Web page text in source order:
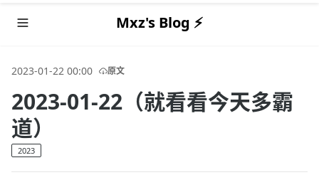
Mxz's Blog ⚡️
2023-01-22 00:00 原文
2023-01-22（就看看今天多霸
道）
2023